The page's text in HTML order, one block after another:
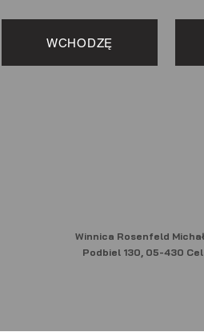
WCHODZĘ
Winnica Rosenfeld
Podbiel 130, 05-430